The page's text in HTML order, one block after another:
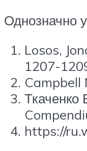
Однозначно
Losos,
1207-
Campbell
https://